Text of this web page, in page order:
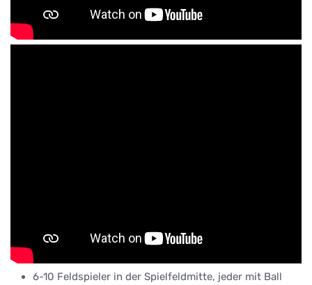
6-10 Feldspieler in der Spielfeldmitte, jeder mit Ball